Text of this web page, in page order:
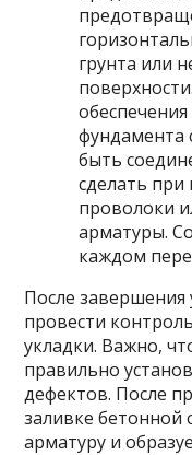
грунта или
фундамента
быть
сделать
проволоки
арматуры.
каждом
После завершения
провести
укладки. Важно,
правильно
дефектов. После
заливке бетонной
арматуру и